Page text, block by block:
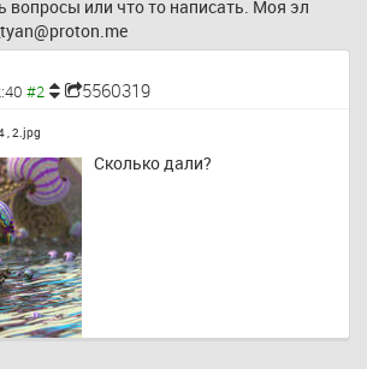
вопросы или что то написать. Моя эл
5560319
,2.jpg
Сколько дали?